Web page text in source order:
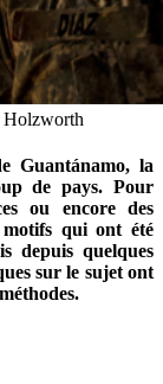
Holzworth
Guantánamo, la
de pays. Pour
ou encore des
qui ont été
depuis quelques
sur le sujet ont